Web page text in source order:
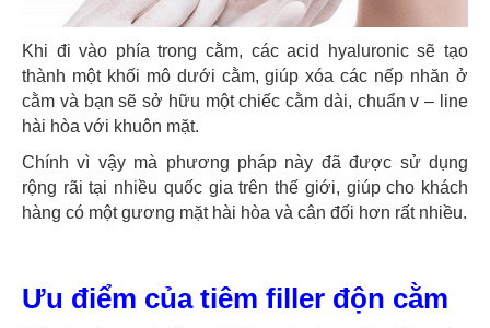
Khi đi vào phía trong cằm, các acid hyaluronic sẽ tạo
thành một khối mô dưới cằm, giúp xóa các nếp nhăn ở
cằm và bạn sẽ sở hữu một chiếc cằm dài, chuẩn v – line
hài hòa với khuôn mặt.
Chính vì vậy mà phương pháp này đã được sử dụng
rộng rãi tại nhiều quốc gia trên thế giới, giúp cho khách
hàng có một gương mặt hài hòa và cân đối hơn rất nhiều.
Ưu điểm của tiêm filler độn cằm